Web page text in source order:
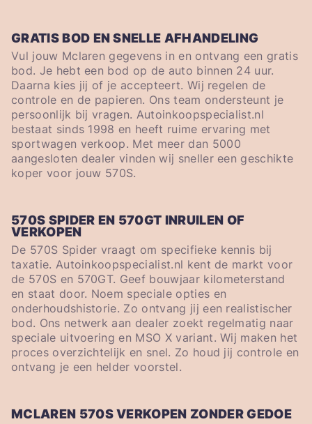
GRATIS BOD EN SNELLE AFHANDELING
Vul jouw Mclaren gegevens in en ontvang een gratis
bod. Je hebt een bod op de auto binnen 24 uur.
Daarna kies jij of je accepteert. Wij regelen de
controle en de papieren. Ons team ondersteunt je
persoonlijk bij vragen. Autoinkoopspecialist.nl
bestaat sinds 1998 en heeft ruime ervaring met
sportwagen verkoop. Met meer dan 5000
aangesloten dealer vinden wij sneller een geschikte
koper voor jouw 570S.
570S SPIDER EN 570GT INRUILEN OF
VERKOPEN
De 570S Spider vraagt om specifieke kennis bij
taxatie. Autoinkoopspecialist.nl kent de markt voor
de 570S en 570GT. Geef bouwjaar kilometerstand
en staat door. Noem speciale opties en
onderhoudshistorie. Zo ontvang jij een realistischer
bod. Ons netwerk aan dealer zoekt regelmatig naar
speciale uitvoering en MSO X variant. Wij maken het
proces overzichtelijk en snel. Zo houd jij controle en
ontvang je een helder voorstel.
MCLAREN 570S VERKOPEN ZONDER GEDOE